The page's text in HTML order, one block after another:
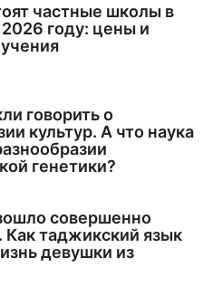
частные школы в
году: цены и
говорить о
культур. А что наука
генетики?
совершенно
Как таджикский язык
девушки из